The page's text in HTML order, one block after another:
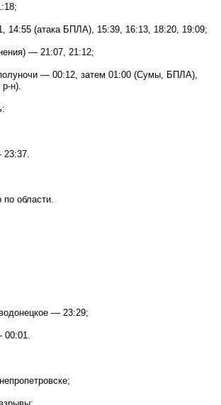
14:55 (атака БПЛА), 15:39, 16:13, 18:20, 19:09;
— 21:07, 21:12;
— 00:12, затем 01:00 (Сумы, БПЛА),
н).
области.
— 23:29;